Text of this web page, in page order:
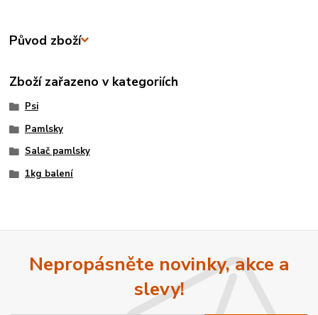
Původ zboží
Zboží zařazeno v kategoriích
Psi
Pamlsky
Salač pamlsky
1kg balení
Nepropásněte novinky, akce a
slevy!